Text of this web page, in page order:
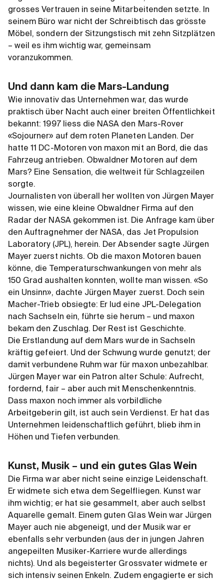
grosses Vertrauen in seine Mitarbeitenden setzte. In
seinem Büro war nicht der Schreibtisch das grösste
Möbel, sondern der Sitzungstisch mit zehn Sitzplätzen
– weil es ihm wichtig war, gemeinsam
voranzukommen.
Und dann kam die Mars-Landung
Wie innovativ das Unternehmen war, das wurde
praktisch über Nacht auch einer breiten Öffentlichkeit
bekannt: 1997 liess die NASA den Mars-Rover
«Sojourner» auf dem roten Planeten Landen. Der
hatte 11 DC-Motoren von maxon mit an Bord, die das
Fahrzeug antrieben. Obwaldner Motoren auf dem
Mars? Eine Sensation, die weltweit für Schlagzeilen
sorgte.
Journalisten von überall her wollten von Jürgen Mayer
wissen, wie eine kleine Obwaldner Firma auf den
Radar der NASA gekommen ist. Die Anfrage kam über
den Auftragnehmer der NASA, das Jet Propulsion
Laboratory (JPL), herein. Der Absender sagte Jürgen
Mayer zuerst nichts. Ob die maxon Motoren bauen
könne, die Temperaturschwankungen von mehr als
150 Grad aushalten konnten, wollte man wissen. «So
ein Unsinn», dachte Jürgen Mayer zuerst. Doch sein
Macher-Trieb obsiegte: Er lud eine JPL-Delegation
nach Sachseln ein, führte sie herum – und maxon
bekam den Zuschlag. Der Rest ist Geschichte.
Die Erstlandung auf dem Mars wurde in Sachseln
kräftig gefeiert. Und der Schwung wurde genutzt; der
damit verbundene Ruhm war für maxon unbezahlbar.
Jürgen Mayer war ein Patron alter Schule: Aufrecht,
fordernd, fair – aber auch mit Menschenkenntnis.
Dass maxon noch immer als vorbildliche
Arbeitgeberin gilt, ist auch sein Verdienst. Er hat das
Unternehmen leidenschaftlich geführt, blieb ihm in
Höhen und Tiefen verbunden.
Kunst, Musik – und ein gutes Glas Wein
Die Firma war aber nicht seine einzige Leidenschaft.
Er widmete sich etwa dem Segelfliegen. Kunst war
ihm wichtig; er hat sie gesammelt, aber auch selbst
Aquarelle gemalt. Einem guten Glas Wein war Jürgen
Mayer auch nie abgeneigt, und der Musik war er
ebenfalls sehr verbunden (aus der in jungen Jahren
angepeilten Musiker-Karriere wurde allerdings
nichts). Und als begeisterter Grossvater widmete er
sich intensiv seinen Enkeln. Zudem engagierte er sich